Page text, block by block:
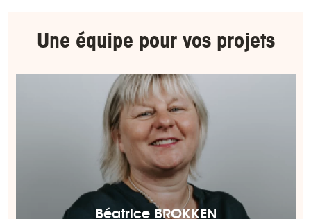
Une équipe pour vos projets
Béatrice BROKKEN